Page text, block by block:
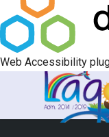
Web Accessibility